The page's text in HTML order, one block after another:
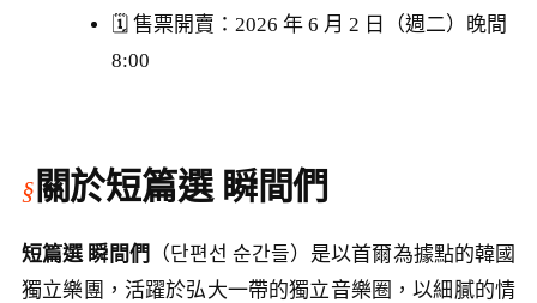
🗓 售票開賣：2026 年 6 月 2 日（週二）晚間
8:00
關於短篇選 瞬間們
短篇選 瞬間們 （단편선 순간들）是以首爾為據點的韓國
獨立樂團，活躍於弘大一帶的獨立音樂圈，以細膩的情